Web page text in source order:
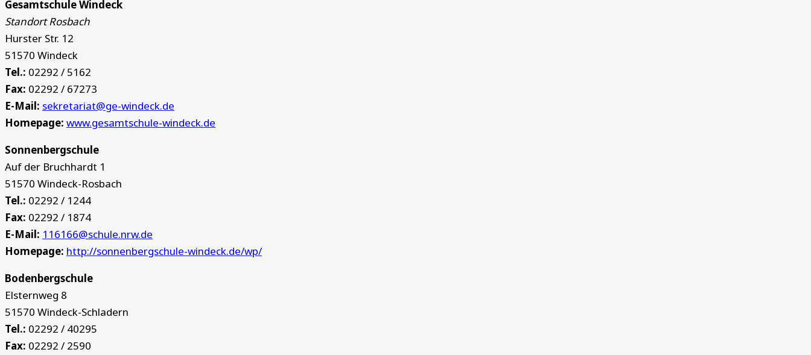
Gesamtschule Windeck
Standort Rosbach
Hurster Str. 12
51570 Windeck
Tel.: 02292 / 5162
Fax: 02292 / 67273
E-Mail: sekretariat@ge-windeck.de
Homepage: www.gesamtschule-windeck.de
Sonnenbergschule
Auf der Bruchhardt 1
51570 Windeck-Rosbach
Tel.: 02292 / 1244
Fax: 02292 / 1874
E-Mail: 116166@schule.nrw.de
Homepage: http://sonnenbergschule-windeck.de/wp/
Bodenbergschule
Elsternweg 8
51570 Windeck-Schladern
Tel.: 02292 / 40295
Fax: 02292 / 2590